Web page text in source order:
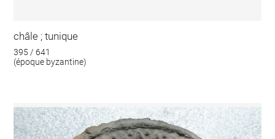
châle ; tunique
395 / 641
(époque byzantine)